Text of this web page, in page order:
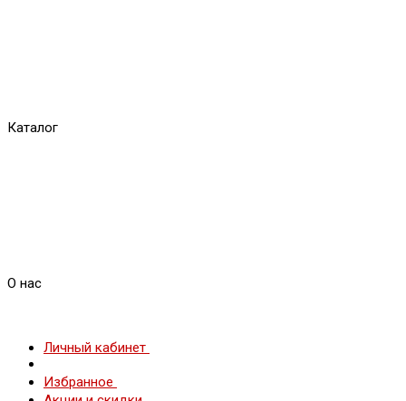
Каталог
О нас
Личный кабинет
Избранное